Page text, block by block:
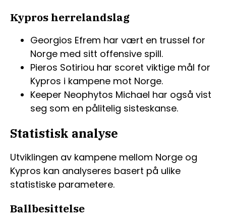
Kypros herrelandslag
Georgios Efrem har vært en trussel for
Norge med sitt offensive spill.
Pieros Sotiriou har scoret viktige mål for
Kypros i kampene mot Norge.
Keeper Neophytos Michael har også vist
seg som en pålitelig sisteskanse.
Statistisk analyse
Utviklingen av kampene mellom Norge og
Kypros kan analyseres basert på ulike
statistiske parametere.
Ballbesittelse